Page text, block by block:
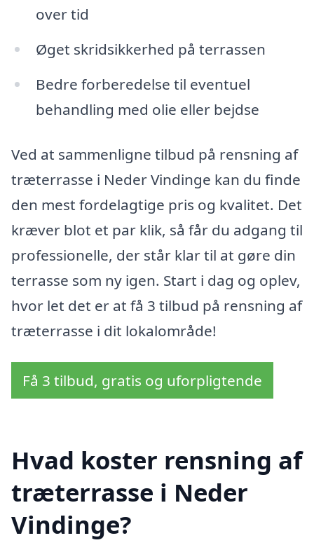
over tid
Øget skridsikkerhed på terrassen
Bedre forberedelse til eventuel
behandling med olie eller bejdse
Ved at sammenligne tilbud på rensning af
træterrasse i Neder Vindinge kan du finde
den mest fordelagtige pris og kvalitet. Det
kræver blot et par klik, så får du adgang til
professionelle, der står klar til at gøre din
terrasse som ny igen. Start i dag og oplev,
hvor let det er at få 3 tilbud på rensning af
træterrasse i dit lokalområde!
Få 3 tilbud, gratis og uforpligtende
Hvad koster rensning af
træterrasse i Neder
Vindinge?